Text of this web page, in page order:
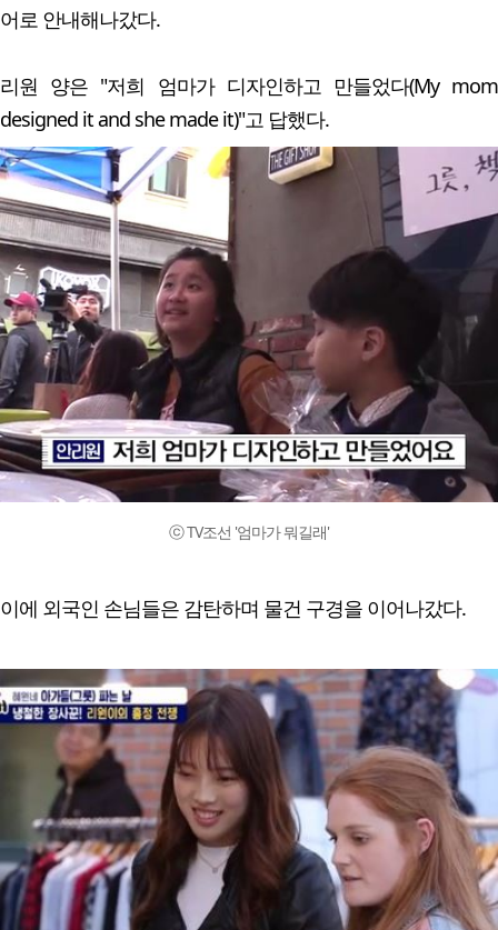
어로 안내해나갔다.
리원 양은 "저희 엄마가 디자인하고 만들었다(My mom
designed it and she made it)"고 답했다.
ⓒ TV조선 '엄마가 뭐길래'
이에 외국인 손님들은 감탄하며 물건 구경을 이어나갔다.